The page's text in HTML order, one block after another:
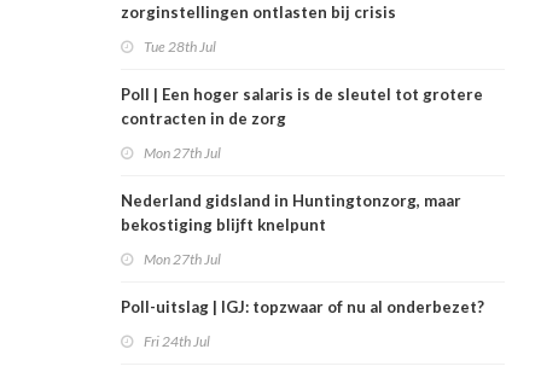
zorginstellingen ontlasten bij crisis
Tue 28th Jul
Poll | Een hoger salaris is de sleutel tot grotere
contracten in de zorg
Mon 27th Jul
Nederland gidsland in Huntingtonzorg, maar
bekostiging blijft knelpunt
Mon 27th Jul
Poll-uitslag | IGJ: topzwaar of nu al onderbezet?
Fri 24th Jul